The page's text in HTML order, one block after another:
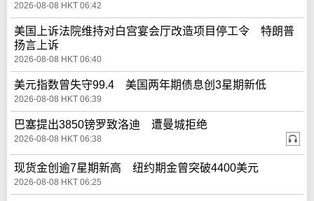
2026-08-08 HKT 06:42
美国上诉法院维持对白宫宴会厅改造项目停工令 特朗普
扬言上诉
2026-08-08 HKT 06:40
美元指数曾失守99.4 美国两年期债息创3星期新低
2026-08-08 HKT 06:39
巴塞提出3850镑罗致洛迪 遭曼城拒绝
2026-08-08 HKT 06:38
现货金创逾7星期新高 纽约期金曾突破4400美元
2026-08-08 HKT 06:25